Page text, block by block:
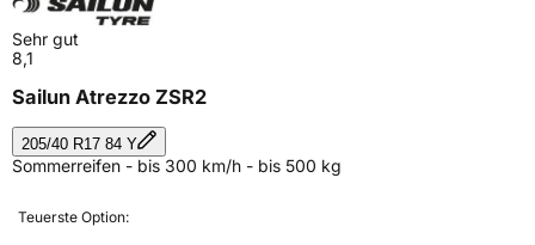
Sehr gut
8,1
Sailun Atrezzo ZSR2
205/40 R17 84 Y
Sommerreifen - bis 300 km/h - bis 500 kg
Teuerste Option: